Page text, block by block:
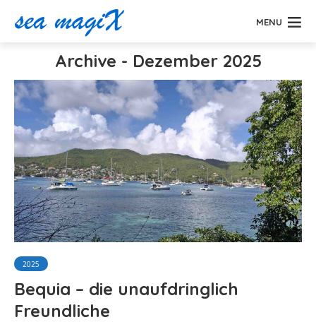
MENU
Archive - Dezember 2025
2025
Bequia – die unaufdringlich
Freundliche